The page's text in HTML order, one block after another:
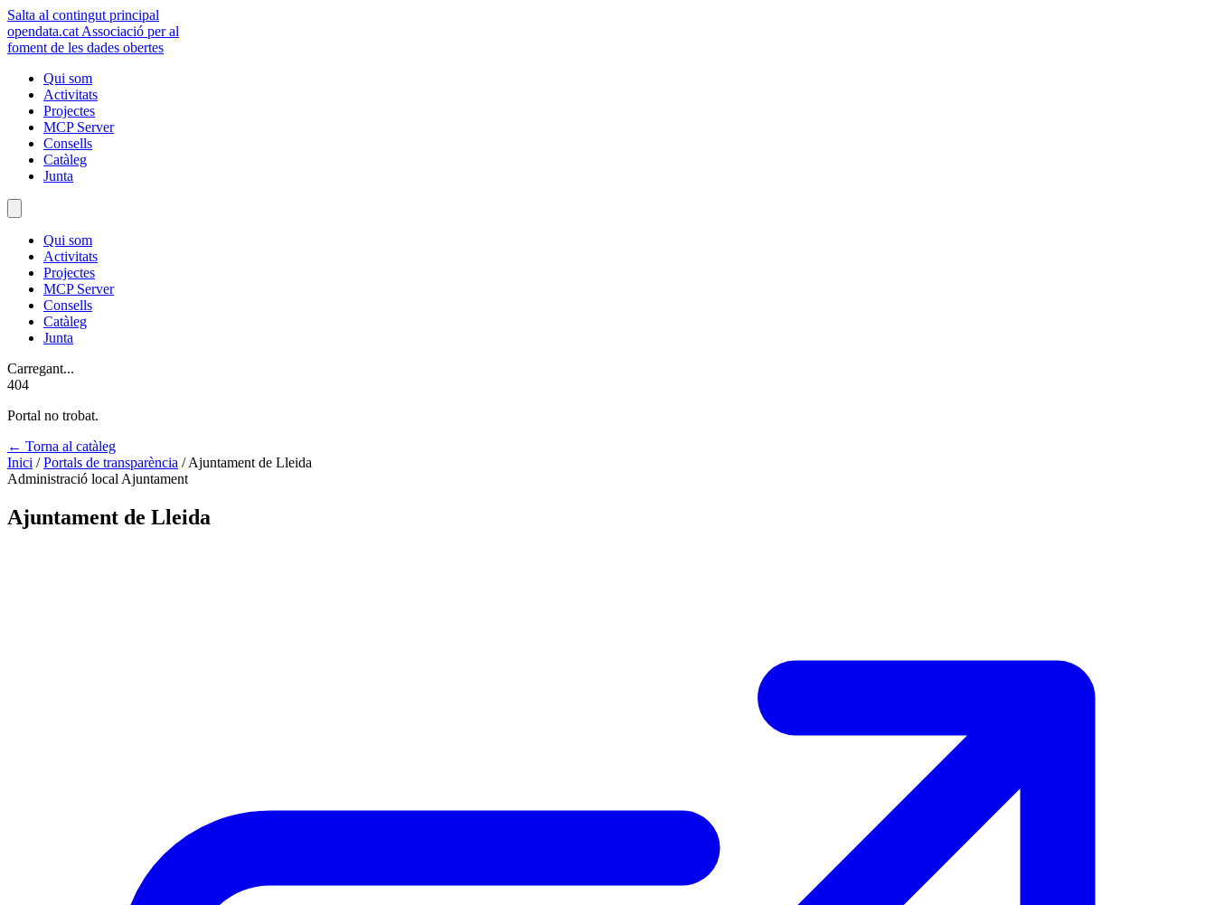
Salta al contingut principal
opendata.cat Associació per al
foment de les dades obertes
Qui som
Activitats
Projectes
MCP Server
Consells
Catàleg
Junta
Qui som
Activitats
Projectes
MCP Server
Consells
Catàleg
Junta
Carregant...
404
Portal no trobat.
← Torna al catàleg
Inici / Portals de transparència / Ajuntament de Lleida
Administració local Ajuntament
Ajuntament de Lleida